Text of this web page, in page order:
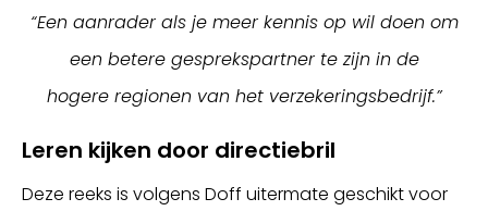
“Een aanrader als je meer kennis op wil doen om
een betere gesprekspartner te zijn in de
hogere regionen van het verzekeringsbedrijf.”
Leren kijken door directiebril
Deze reeks is volgens Doff uitermate geschikt voor